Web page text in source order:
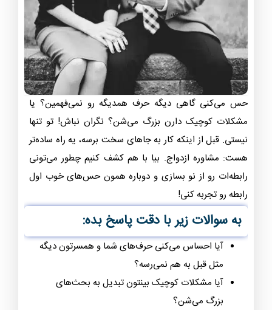
حس می‌کنی گاهی دیگه حرف همدیگه رو نمی‌فهمین؟ یا
مشکلات کوچیک دارن بزرگ می‌شن؟ نگران نباش! تو تنها
نیستی. قبل از اینکه کار به جاهای سخت برسه، یه راه ساده‌تر
هست: مشاوره ازدواج. بیا با هم کشف کنیم چطور می‌تونی
رابطه‌ات رو از نو بسازی و دوباره همون حس‌های خوب اول
رابطه رو تجربه کنی!
به سوالات زیر با دقت پاسخ بده:
آیا احساس می‌کنی حرف‌های شما و همسرتون دیگه
مثل قبل به هم نمی‌رسه؟
آیا مشکلات کوچیک بینتون تبدیل به بحث‌های
بزرگ می‌شن؟